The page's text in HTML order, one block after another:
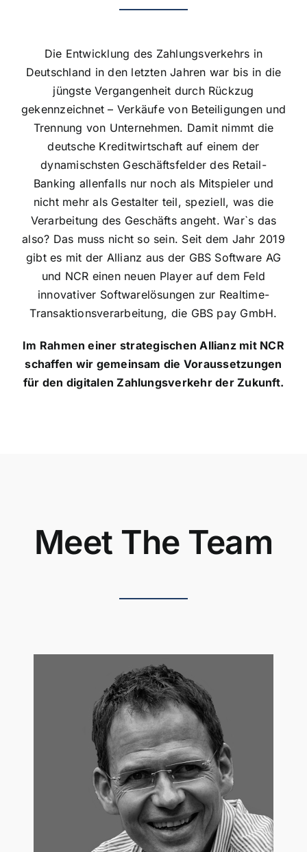
Die Entwicklung des Zahlungsverkehrs in
Deutschland in den letzten Jahren war bis in die
jüngste Vergangenheit durch Rückzug
gekennzeichnet – Verkäufe von Beteiligungen und
Trennung von Unternehmen. Damit nimmt die
deutsche Kreditwirtschaft auf einem der
dynamischsten Geschäftsfelder des Retail-
Banking allenfalls nur noch als Mitspieler und
nicht mehr als Gestalter teil, speziell, was die
Verarbeitung des Geschäfts angeht. War`s das
also? Das muss nicht so sein. Seit dem Jahr 2019
gibt es mit der Allianz aus der GBS Software AG
und NCR einen neuen Player auf dem Feld
innovativer Softwarelösungen zur Realtime-
Transaktionsverarbeitung, die GBS pay GmbH.
Im Rahmen einer strategischen Allianz mit NCR
schaffen wir gemeinsam die Voraussetzungen
für den digitalen Zahlungsverkehr der Zukunft.
Meet The Team